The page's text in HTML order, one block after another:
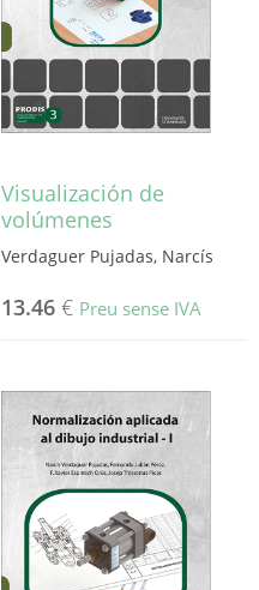
Visualización de
volúmenes
Verdaguer Pujadas, Narcís
13.46 € Preu sense IVA